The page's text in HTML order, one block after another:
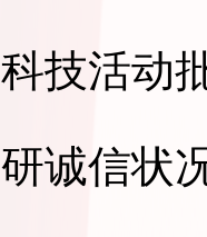
科技活动
研诚信状